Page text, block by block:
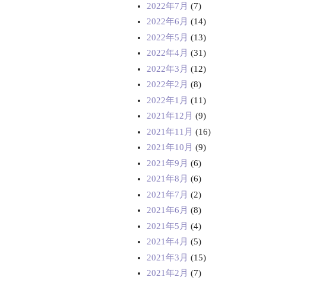
2022年7月 (7)
2022年6月 (14)
2022年5月 (13)
2022年4月 (31)
2022年3月 (12)
2022年2月 (8)
2022年1月 (11)
2021年12月 (9)
2021年11月 (16)
2021年10月 (9)
2021年9月 (6)
2021年8月 (6)
2021年7月 (2)
2021年6月 (8)
2021年5月 (4)
2021年4月 (5)
2021年3月 (15)
2021年2月 (7)